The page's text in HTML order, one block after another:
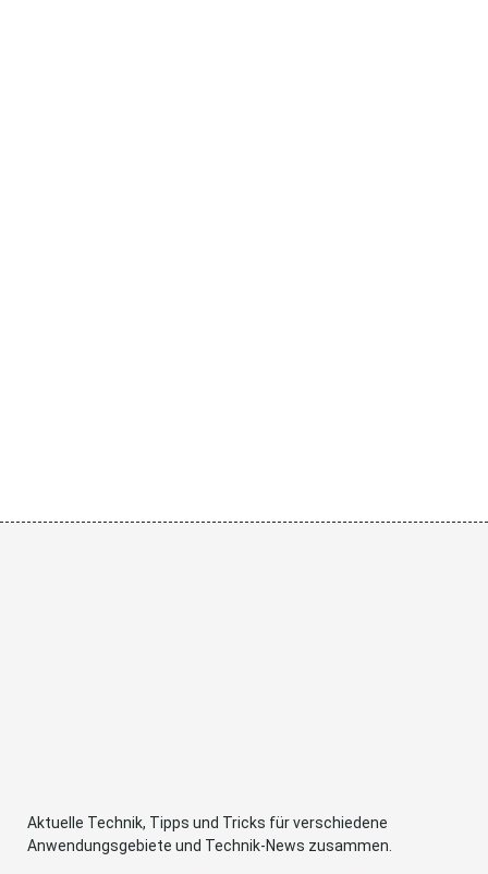
Aktuelle Technik, Tipps und Tricks für verschiedene
Anwendungsgebiete und Technik-News zusammen.